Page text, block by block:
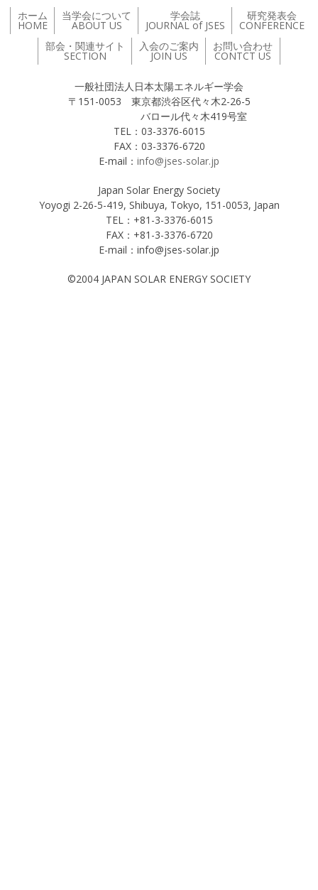
ホーム
HOME
当学会について
ABOUT US
学会誌
JOURNAL of JSES
研究発表会
CONFERENCE
部会・関連サイト
SECTION
入会のご案内
JOIN US
お問い合わせ
CONTCT US
一般社団法人日本太陽エネルギー学会
〒151-0053 東京都渋谷区代々木2-26-5
バロール代々木419号室
TEL：03-3376-6015
FAX：03-3376-6720
E-mail： info@jses-solar.jp
Japan Solar Energy Society
Yoyogi 2-26-5-419, Shibuya, Tokyo, 151-0053, Japan
TEL：+81-3-3376-6015
FAX：+81-3-3376-6720
E-mail：info@jses-solar.jp
©2004 JAPAN SOLAR ENERGY SOCIETY